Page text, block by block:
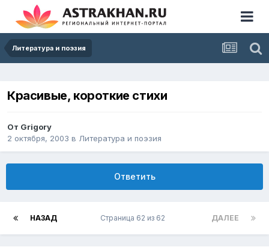
Литература и поэзия
Красивые, короткие стихи
От Grigory
2 октября, 2003 в Литература и поэзия
Ответить
НАЗАД ДАЛЕЕ
Страница 62 из 62